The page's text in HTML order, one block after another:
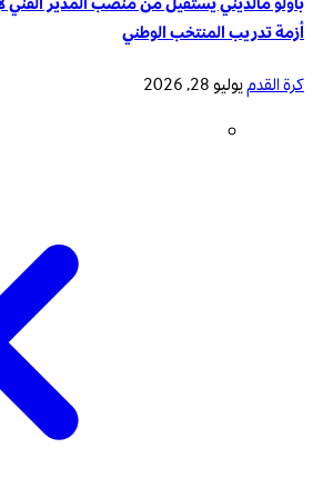
أزمة تدريب المنتخب الوطني
كرة القدميوليو 28, 2026